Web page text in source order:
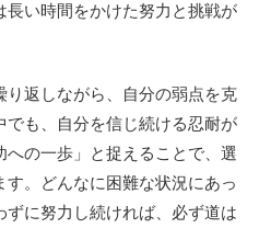
長い時間をかけた努力と挑戦が
返しながら、自分の弱点を克
でも、自分を信じ続ける忍耐が
の一歩」と捉えることで、選
。どんなに困難な状況にあっ
に努力し続ければ、必ず道は